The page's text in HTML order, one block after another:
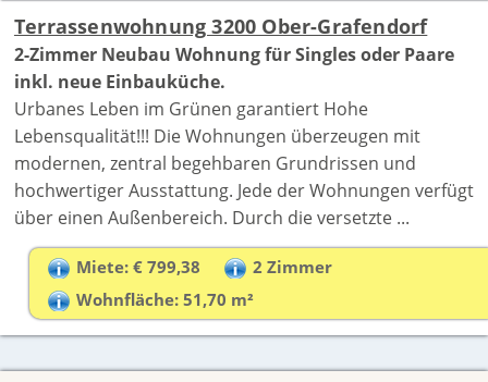
Terrassenwohnung 3200 Ober-Grafendorf
2-Zimmer Neubau Wohnung für Singles oder Paare
inkl. neue Einbauküche.
Urbanes Leben im Grünen garantiert Hohe
Lebensqualität!!! Die Wohnungen überzeugen mit
modernen, zentral begehbaren Grundrissen und
hochwertiger Ausstattung. Jede der Wohnungen verfügt
über einen Außenbereich. Durch die versetzte ...
Miete: € 799,38
2 Zimmer
Wohnfläche: 51,70 m²